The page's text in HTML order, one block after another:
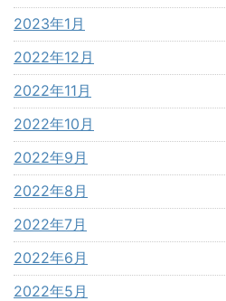
2023年1月
2022年12月
2022年11月
2022年10月
2022年9月
2022年8月
2022年7月
2022年6月
2022年5月